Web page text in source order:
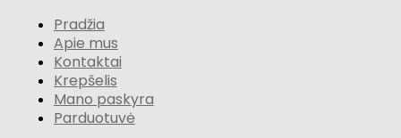
Pradžia
Apie mus
Kontaktai
Krepšelis
Mano paskyra
Parduotuvė